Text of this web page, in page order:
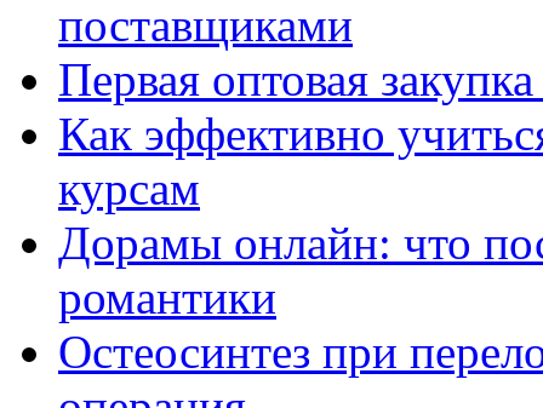
поставщиками
Первая оптовая
Как эффективно
курсам
Дорамы онлайн: что
романтики
Остеосинтез при